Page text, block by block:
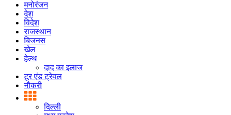
मनोरंजन
देश
विदेश
राजस्थान
बिजनस
खेल
हेल्थ
दाद का इलाज
टूर एंड ट्रेवल
नौकरी
दिल्ली